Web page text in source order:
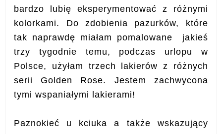
bardzo lubię eksperymentować z różnymi
kolorkami. Do zdobienia pazurków, które
tak naprawdę miałam pomalowane jakieś
trzy tygodnie temu, podczas urlopu w
Polsce, użyłam trzech lakierów z różnych
serii Golden Rose. Jestem zachwycona
tymi wspaniałymi lakierami!
Paznokieć u kciuka a także wskazujący